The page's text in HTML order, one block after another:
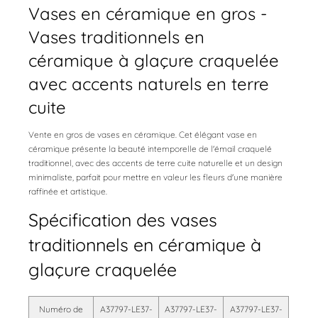
Vases en céramique en gros -
Vases traditionnels en
céramique à glaçure craquelée
avec accents naturels en terre
cuite
Vente en gros de vases en céramique. Cet élégant vase en
céramique présente la beauté intemporelle de l'émail craquelé
traditionnel, avec des accents de terre cuite naturelle et un design
minimaliste, parfait pour mettre en valeur les fleurs d'une manière
raffinée et artistique.
Spécification des vases
traditionnels en céramique à
glaçure craquelée
Numéro de
A37797-LE37-
A37797-LE37-
A37797-LE37-